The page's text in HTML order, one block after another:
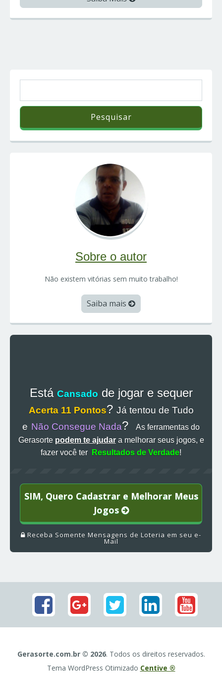
Sobre o autor
Não existem vitórias sem muito trabalho!
Saiba mais
Está Cansado de jogar e sequer
Acerta 11 Pontos? Já tentou de Tudo
e Não Consegue Nada?
As ferramentas do
Gerasorte podem te ajudara melhorar seus jogos, e
fazer você ter
Resultados de Verdade!
SIM, Quero Cadastrar e Melhorar Meus
Jogos
Receba Somente Mensagens de Loteria em seu e-
Mail
Gerasorte.com.br © 2026. Todos os direitos reservados.
Tema WordPress Otimizado Centive ®